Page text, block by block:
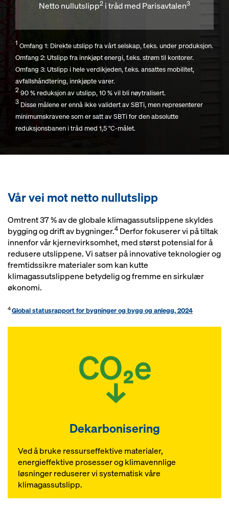
Netto nullutslipp2 i tråd med Parisavtalen3
1 Omfang 1: Direkte utslipp fra vårt selskap, f.eks. under produksjon.
Omfang 2: Utslipp fra innkjøpt energi, f.eks. strøm til kontorer.
Omfang 3: Utslipp i hele verdikjeden, f.eks. ansattes mobilitet,
avfallshåndtering, innkjøpte varer.
2 90 % reduksjon av utslipp, 10 % vil bli nøytralisert.
3 Disse målene er ennå ikke validert av SBTi, men representerer
minimumskravene som er satt av SBTi for den absolutte
reduksjonsbanen i tråd med 1,5 °C-målet.
Vår vei mot netto nullutslipp
Omtrent 37 % av de globale klimagassutslippene skyldes
bygging og drift av bygninger.4Derfor fokuserer vi på tiltak
innenfor vår kjernevirksomhet, med størst potensial for å
redusere utslippene. Vi satser på innovative teknologier og
fremtidssikre materialer som kan kutte
klimagassutslippene betydelig og fremme en sirkulær
økonomi.
4Global statusrapport for bygninger og bygg og anlegg, 2024
Dekarbonisering
Ved å bruke ressurseffektive materialer,
energieffektive prosesser og klimavennlige
løsninger reduserer vi systematisk våre
klimagassutslipp.